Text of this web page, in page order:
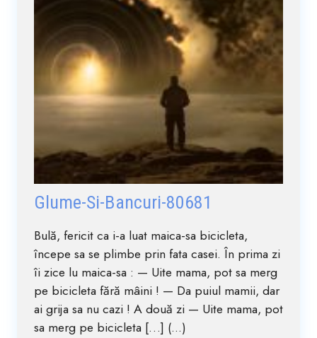
Glume-Si-Bancuri-80681
Bulă, fericit ca i-a luat maica-sa bicicleta,
începe sa se plimbe prin fata casei. În prima zi
îi zice lu maica-sa : — Uite mama, pot sa merg
pe bicicleta fără mâini ! — Da puiul mamii, dar
ai grija sa nu cazi ! A două zi — Uite mama, pot
sa merg pe bicicleta […] (...)